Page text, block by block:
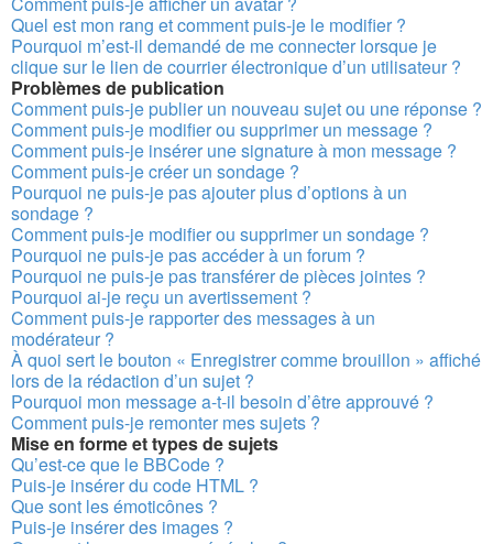
Quel est mon rang et comment puis-je le modifier ?
Pourquoi m’est-il demandé de me connecter lorsque je
clique sur le lien de courrier électronique d’un utilisateur ?
Problèmes de publication
Comment puis-je publier un nouveau sujet ou une réponse ?
Comment puis-je modifier ou supprimer un message ?
Comment puis-je insérer une signature à mon message ?
Comment puis-je créer un sondage ?
Pourquoi ne puis-je pas ajouter plus d’options à un
sondage ?
Comment puis-je modifier ou supprimer un sondage ?
Pourquoi ne puis-je pas accéder à un forum ?
Pourquoi ne puis-je pas transférer de pièces jointes ?
Pourquoi ai-je reçu un avertissement ?
Comment puis-je rapporter des messages à un
modérateur ?
À quoi sert le bouton « Enregistrer comme brouillon » affiché
lors de la rédaction d’un sujet ?
Pourquoi mon message a-t-il besoin d’être approuvé ?
Comment puis-je remonter mes sujets ?
Mise en forme et types de sujets
Qu’est-ce que le BBCode ?
Puis-je insérer du code HTML ?
Que sont les émoticônes ?
Puis-je insérer des images ?